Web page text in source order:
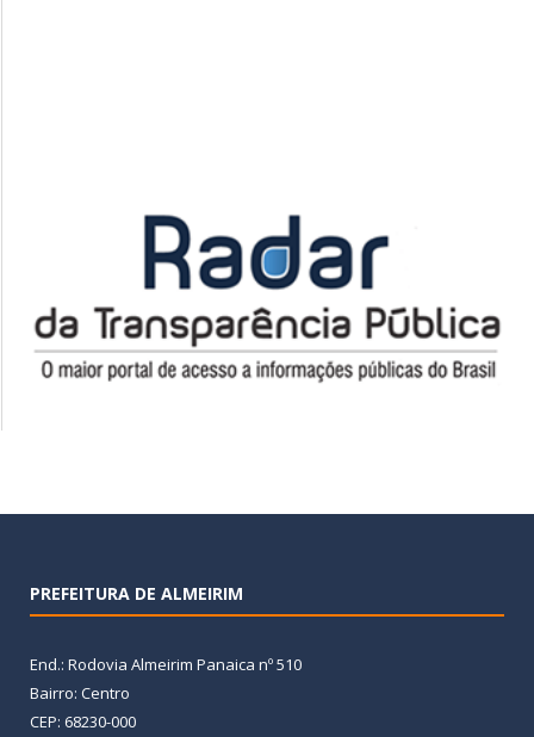
PREFEITURA DE ALMEIRIM
End.: Rodovia Almeirim Panaica nº 510
Bairro: Centro
CEP: 68230-000